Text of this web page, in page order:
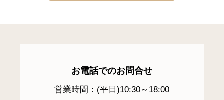
お電話でのお問合せ
営業時間：(平日)10:30～18:00